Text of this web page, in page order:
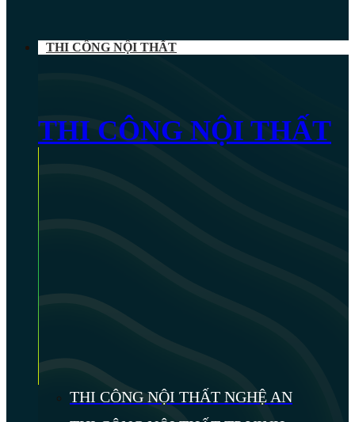
THI CÔNG NỘI THẤT
THI CÔNG NỘI THẤT
THI CÔNG NỘI THẤT NGHỆ AN